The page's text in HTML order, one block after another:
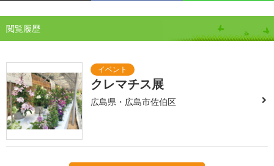
閲覧履歴
クレマチス展
広島県・広島市佐伯区